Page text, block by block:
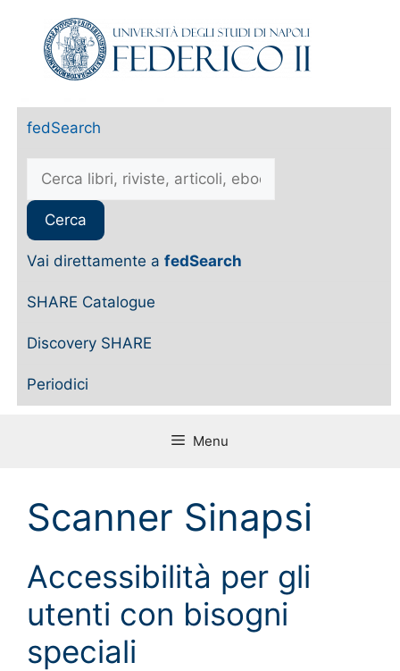
fedSearch
Vai direttamente a fedSearch
SHARE Catalogue
Discovery SHARE
Periodici
Menu
Scanner Sinapsi
Accessibilità per gli
utenti con bisogni
speciali